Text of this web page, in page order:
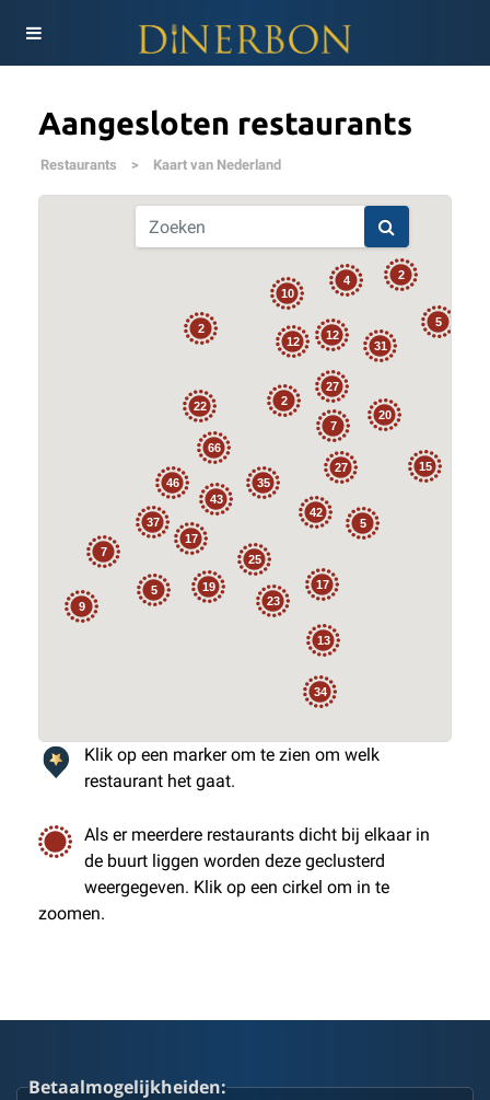
Aangesloten restaurants
Restaurants > Kaart van Nederland
35
27
43
34
7
66
42
12
13
46
27 15
31
17
22
37
25
5
12
20
9
10
19
17
23
5
2
4
2
5
7
2
Klik op een marker om te zien om welk
restaurant het gaat.
Als er meerdere restaurants dicht bij elkaar in
de buurt liggen worden deze geclusterd
weergegeven. Klik op een cirkel om in te
zoomen.
Betaalmogelijkheiden: